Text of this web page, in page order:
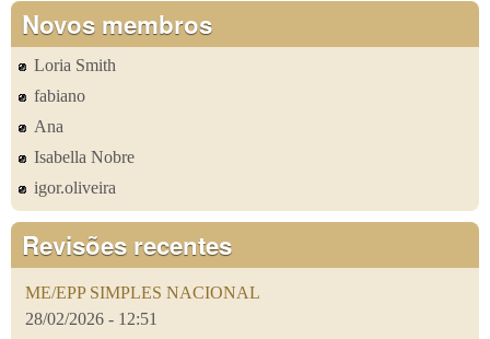
Novos membros
Loria Smith
fabiano
Ana
Isabella Nobre
igor.oliveira
Revisões recentes
ME/EPP SIMPLES NACIONAL
28/02/2026 - 12:51